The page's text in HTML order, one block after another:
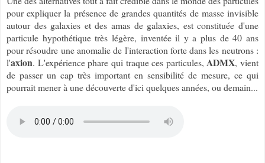
pour expliquer la présence de grandes quantités de masse invisible
autour des galaxies et des amas de galaxies, est constituée d'une
particule hypothétique très légère, inventée il y a plus de 40 ans
pour résoudre une anomalie de l'interaction forte dans les neutrons :
l'axion. L'expérience phare qui traque ces particules, ADMX, vient
de passer un cap très important en sensibilité de mesure, ce qui
pourrait mener à une découverte d'ici quelques années, ou demain...